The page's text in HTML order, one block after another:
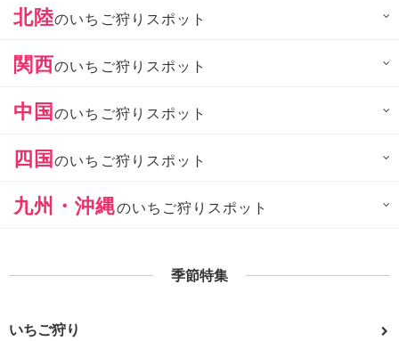
北陸のいちご狩りスポット
関西のいちご狩りスポット
中国のいちご狩りスポット
四国のいちご狩りスポット
九州・沖縄のいちご狩りスポット
季節特集
いちご狩り